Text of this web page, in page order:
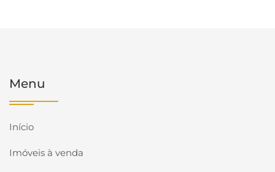
Menu
Início
Imóveis à venda